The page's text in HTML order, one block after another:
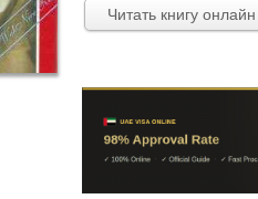
Читать книгу